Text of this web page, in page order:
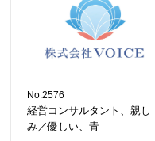
No.2576
経営コンサルタント、親し
み／優しい、青